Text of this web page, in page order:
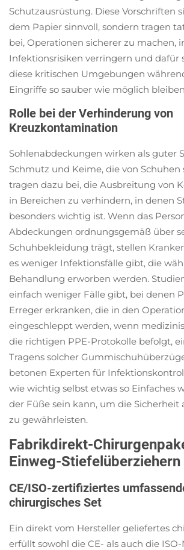
Schutzausrüstung. Diese Vorschriften
dem Papier sinnvoll, sondern tragen
bei, Operationen sicherer zu machen,
Infektionsrisiken verringern und dafür
diese kritischen Umgebungen
Eingriffe so sauber wie möglich
Rolle bei der Verhinderung von
Kreuzkontamination
Sohlenabdeckungen wirken als guter
Schmutz und Keime, die von
tragen dazu bei, die Ausbreitung von
in Bereichen zu verhindern, in denen
besonders wichtig ist. Wenn das
Abdeckungen ordnungsgemäß über
Schuhbekleidung trägt, stellen
es weniger Infektionsfälle gibt, die
Behandlung erworben werden.
einfach weniger Fälle gibt, bei denen
Erreger erkranken, die in den
eingeschleppt werden, wenn
die richtigen PPE-Protokolle befolgt,
Tragens solcher
betonen Experten für
wie wichtig selbst etwas so Einfaches
der Füße sein kann, um die Sicherheit
zu gewährleisten.
Fabrikdirekt-
Einweg-Stiefelüberziehern
CE/ISO-zertifiziertes
chirurgisches Set
Ein direkt vom Hersteller geliefertes
erfüllt sowohl die CE- als auch die